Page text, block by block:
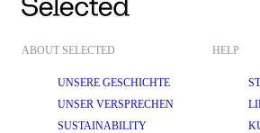
ABOUT SELECTED
UNSERE GESCHICHTE
UNSER VERSPRECHEN
SUSTAINABILITY
HELP